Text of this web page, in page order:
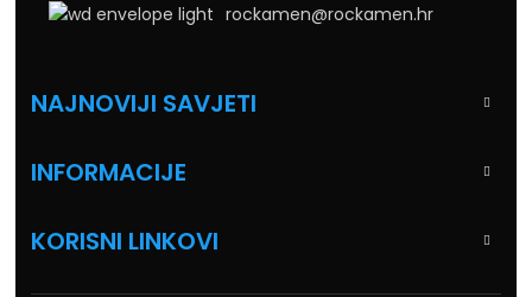
rockamen@rockamen.hr
NAJNOVIJI SAVJETI
INFORMACIJE
KORISNI LINKOVI